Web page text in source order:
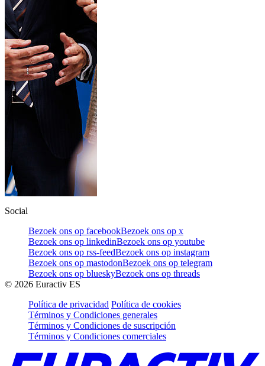
Social
Bezoek ons op facebookBezoek ons op x
Bezoek ons op linkedinBezoek ons op youtube
Bezoek ons op rss-feedBezoek ons op instagram
Bezoek ons op mastodonBezoek ons op telegram
Bezoek ons op blueskyBezoek ons op threads
© 2026 Euractiv ES
Política de privacidad Política de cookies
Términos y Condiciones generales
Términos y Condiciones de suscripción
Términos y Condiciones comerciales